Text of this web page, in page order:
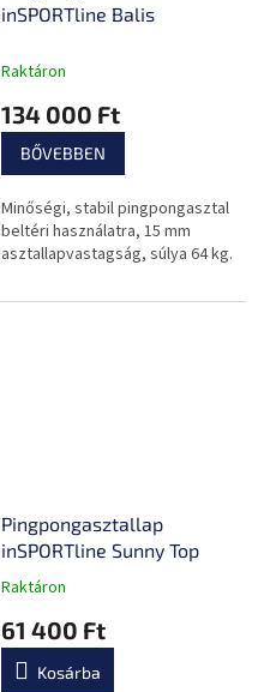
inSPORTline Balis
Raktáron
134 000 Ft
BŐVEBBEN
Minőségi, stabil pingpongasztal
beltéri használatra, 15 mm
asztallapvastagság, súlya 64 kg.
Pingpongasztallap
inSPORTline Sunny Top
A
átlagos
értékelése
Raktáron
61 400 Ft
Kosárba